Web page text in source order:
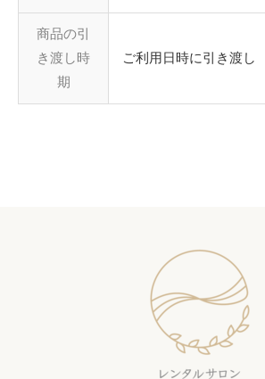
商品の引
き渡し時
期
ご利用日時に引き渡し